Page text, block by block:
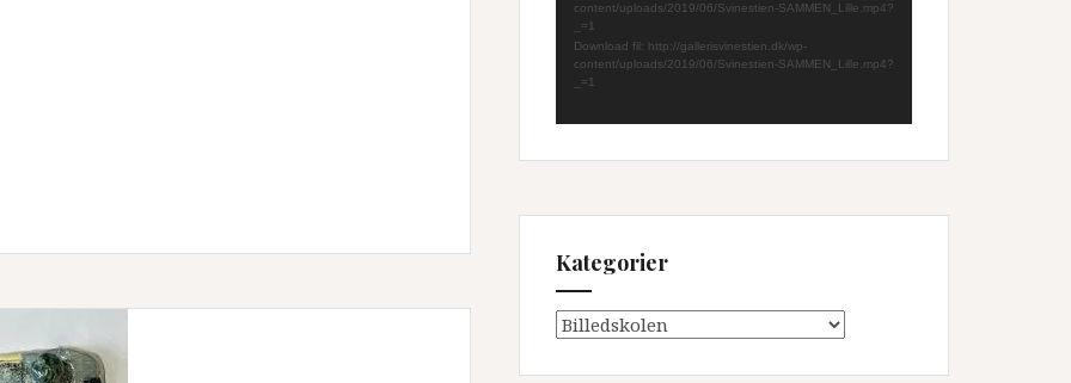
content/uploads/2019/06/Svinestien-SAMMEN_Lille.mp4?
_=1
Download fil: http://gallerisvinestien.dk/wp-
content/uploads/2019/06/Svinestien-SAMMEN_Lille.mp4?
_=1
Kategorier
Kategorier